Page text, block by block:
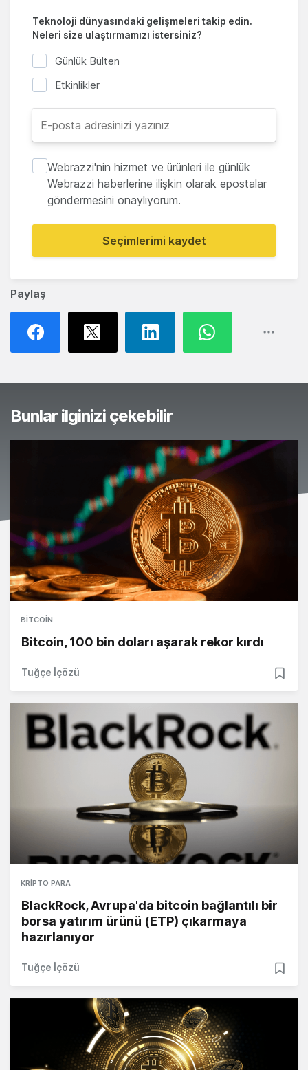
Paylaş
Teknoloji dünyasındaki gelişmeleri takip edin.
Neleri size ulaştırmamızı istersiniz?
Günlük Bülten
Etkinlikler
Webrazzi'nin hizmet ve ürünleri ile günlük
Webrazzi haberlerine ilişkin olarak epostalar
göndermesini onaylıyorum.
Seçimlerimi kaydet
Bunlar ilginizi çekebilir
BITCOIN
Bitcoin, 100 bin doları aşarak rekor kırdı
Tuğçe İçözü
KRIPTO PARA
BlackRock, Avrupa'da bitcoin bağlantılı bir
borsa yatırım ürünü (ETP) çıkarmaya
hazırlanıyor
Tuğçe İçözü